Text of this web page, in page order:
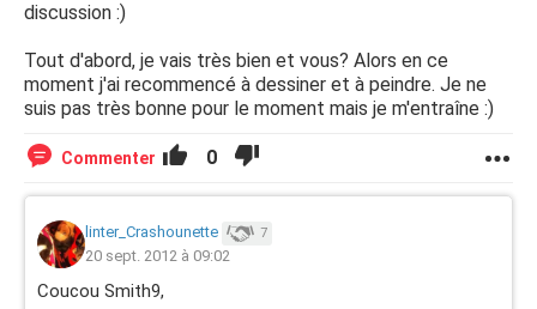
discussion :)
Tout d'abord, je vais très bien et vous? Alors en ce
moment j'ai recommencé à dessiner et à peindre. Je ne
suis pas très bonne pour le moment mais je m'entraîne :)
Commenter 0
linter_Crashounette 7
20 sept. 2012 à 09:02
Coucou Smith9,